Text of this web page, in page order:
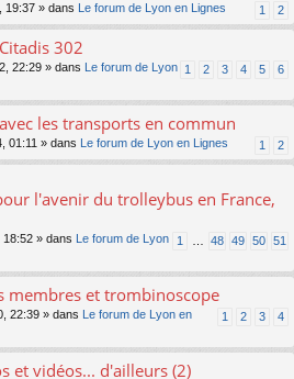
1 2
19:37 » dans Le forum de Lyon en Lignes
302
1 2 3 4 5 6
22:29 » dans
Le forum de Lyon
les transports en commun
1 2
01:11 » dans Le forum de Lyon en Lignes
l'avenir du trolleybus en France,
1 48 49 50 51
» dans
Le forum de Lyon
membres et trombinoscope
1 2 3 4
22:39 » dans
Le forum de Lyon en
et vidéos... d'ailleurs (2)